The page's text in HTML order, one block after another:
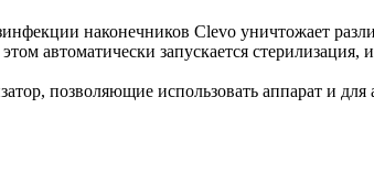
наконечников Clevo уничтожает
автоматически запускается стерилизация,
позволяющие использовать аппарат и для